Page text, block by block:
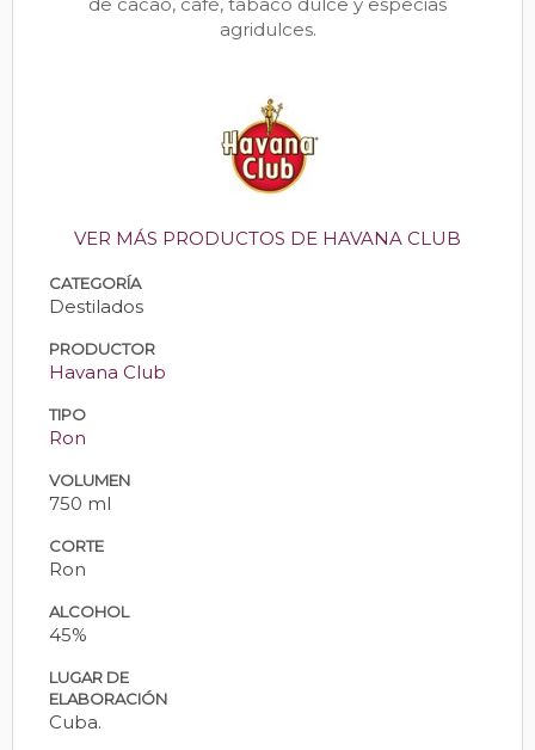
agridulces.
VER MÁS PRODUCTOS DE HAVANA CLUB
CATEGORÍA
Destilados
PRODUCTOR
Havana Club
TIPO
Ron
VOLUMEN
750 ml
CORTE
Ron
ALCOHOL
45%
LUGAR DE
ELABORACIÓN
Cuba.